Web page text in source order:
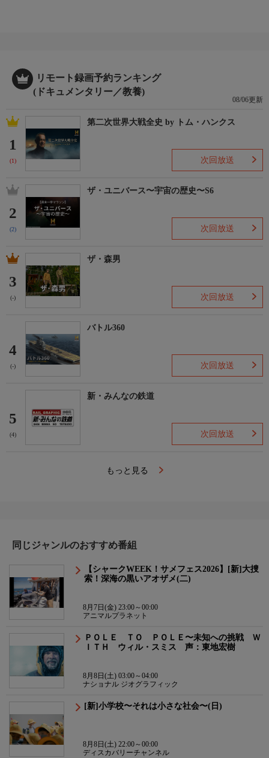
リモート録画予約ランキング
(ドキュメンタリー／教養)
08/06更新
1
(1)
第二次世界大戦全史 by トム・ハンクス
次回放送
2
(2)
ザ・ユニバース〜宇宙の歴史〜S6
次回放送
3
(-)
ザ・森男
次回放送
4
(-)
バトル360
次回放送
5
(4)
新・みんなの鉄道
次回放送
もっと見る
同じジャンルのおすすめ番組
【シャークWEEK！サメフェス2026】[新]大捜
索！深海の黒いアオザメ(二)
8月7日(金) 23:00～00:00
アニマルプラネット
ＰＯＬＥ ＴＯ ＰＯＬＥ〜未知への挑戦 Ｗ
ＩＴＨ ウィル・スミス 声：東地宏樹
8月8日(土) 03:00～04:00
ナショナル ジオグラフィック
[新]小学校〜それは小さな社会〜(日)
8月8日(土) 22:00～00:00
ディスカバリーチャンネル